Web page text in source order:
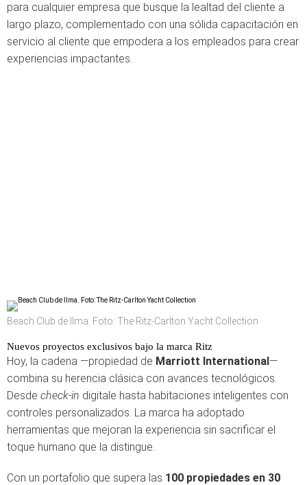
para cualquier empresa que busque la lealtad del cliente a
largo plazo, complementado con una sólida capacitación en
servicio al cliente que empodera a los empleados para crear
experiencias impactantes.
Beach Club de Ilma. Foto: The Ritz-Carlton Yacht Collection
Nuevos proyectos exclusivos bajo la marca Ritz
Hoy, la cadena —propiedad de Marriott International—
combina su herencia clásica con avances tecnológicos.
Desde check-in digitale hasta habitaciones inteligentes con
controles personalizados. La marca ha adoptado
herramientas que mejoran la experiencia sin sacrificar el
toque humano que la distingue.
Con un portafolio que supera las 100 propiedades en 30